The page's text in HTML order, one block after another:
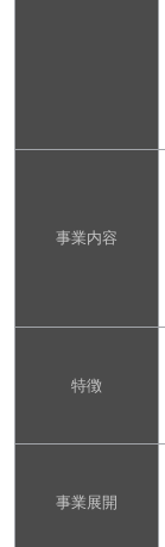
事業内容
特徴
事業展開